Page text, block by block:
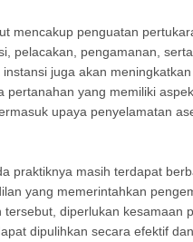
mencakup penguatan
pelacakan, pengamanan,
juga akan
pertanahan yang memiliki
upaya penyelamatan
praktiknya masih terdapat
yang memerintahkan
diperlukan kesamaan
dipulihkan secara efektif